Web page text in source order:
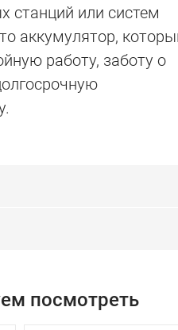
станций или систем
аккумулятор,
работу, заботу о
посмотреть